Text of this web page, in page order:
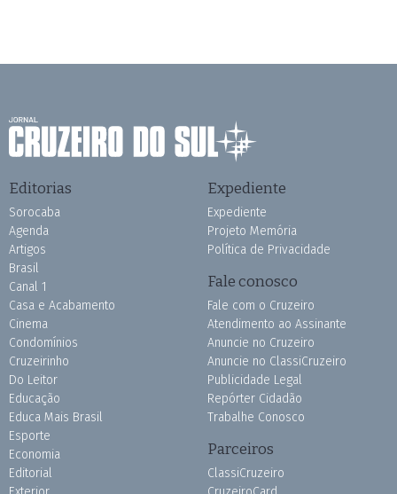
Editorias
Sorocaba
Agenda
Artigos
Brasil
Canal 1
Casa e Acabamento
Cinema
Condomínios
Cruzeirinho
Do Leitor
Educação
Educa Mais Brasil
Esporte
Economia
Editorial
Expediente
Expediente
Projeto Memória
Política de Privacidade
Fale conosco
Fale com o Cruzeiro
Atendimento ao Assinante
Anuncie no Cruzeiro
Anuncie no ClassiCruzeiro
Publicidade Legal
Repórter Cidadão
Trabalhe Conosco
Parceiros
ClassiCruzeiro